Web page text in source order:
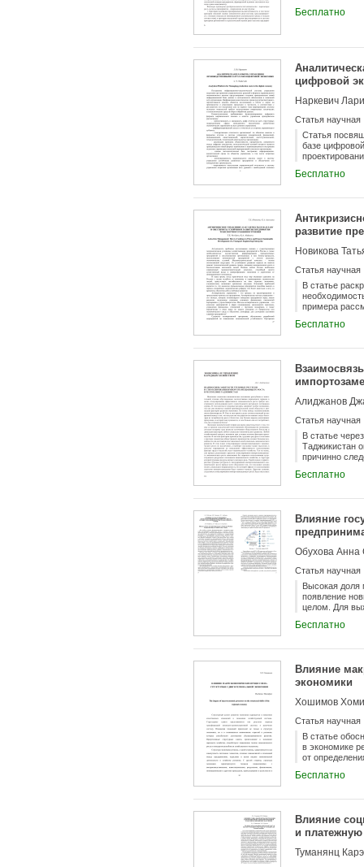
предложенной
Бесплатно
цифровой
Наркевич
Статья научная
Статья
базе
знания о
Бесплатно
развитие
Новикова
Статья научная
В статье
примера
решения
Бесплатно
Алиджанов
Статья научная
В статье
Таджикистан
причинно
масштабов
условия и
Бесплатно
Влияние
Обухова Анна
Статья научная
Высокая доля
появление
целом. Для
направления
и развития
на прорывы в
финансовые
поддержка
компонентом
центры,
бизнеса на
палата (ТПП)
системная,
и среднего
Бесплатно
Влияние
экономики
Хошимов
Статья научная
В статье
в экономике
от
проявление
Бесплатно
Влияние
и
Туманянц